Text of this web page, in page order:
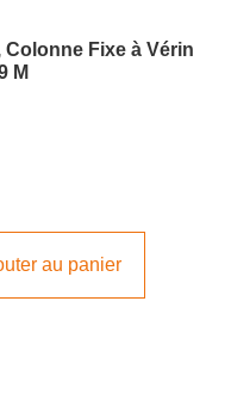
Fixe à Vérin
M
au panier